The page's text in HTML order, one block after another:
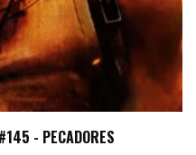
- PECADORES